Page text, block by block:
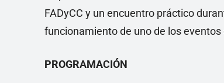
FADyCC y un encuentro práctico
funcionamiento de uno de los
PROGRAMACIÓN